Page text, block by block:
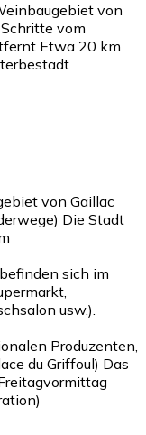
von
vom
Etwa 20 km
von Gaillac
Die Stadt
sich im
usw.).
Produzenten,
du Griffoul) Das